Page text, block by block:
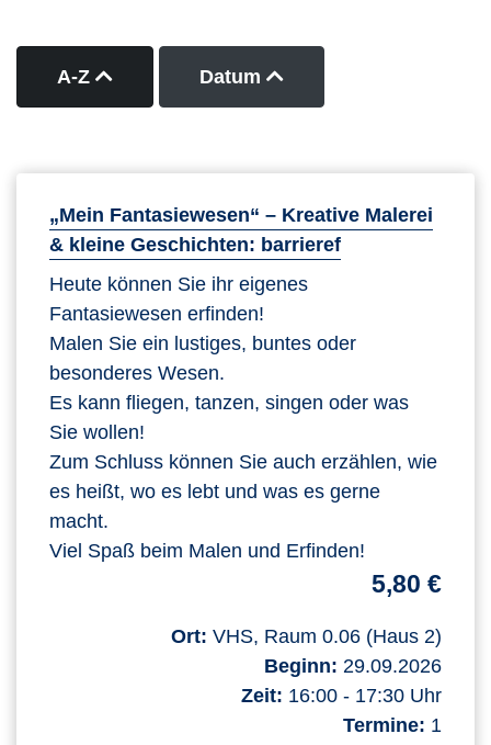
A-Z Kurse nach Titel aufsteigend sortieren
Datum Kurse nach Datum
„Mein Fantasiewesen“ – Kreative Malerei
& kleine Geschichten: barrieref
Heute können Sie ihr eigenes
Fantasiewesen erfinden!
Malen Sie ein lustiges, buntes oder
besonderes Wesen.
Es kann fliegen, tanzen, singen oder was
Sie wollen!
Zum Schluss können Sie auch erzählen, wie
es heißt, wo es lebt und was es gerne
macht.
Viel Spaß beim Malen und Erfinden!
5,80 €
Ort: VHS, Raum 0.06 (Haus 2)
Beginn: 29.09.2026
Zeit: 16:00 - 17:30 Uhr
Termine: 1